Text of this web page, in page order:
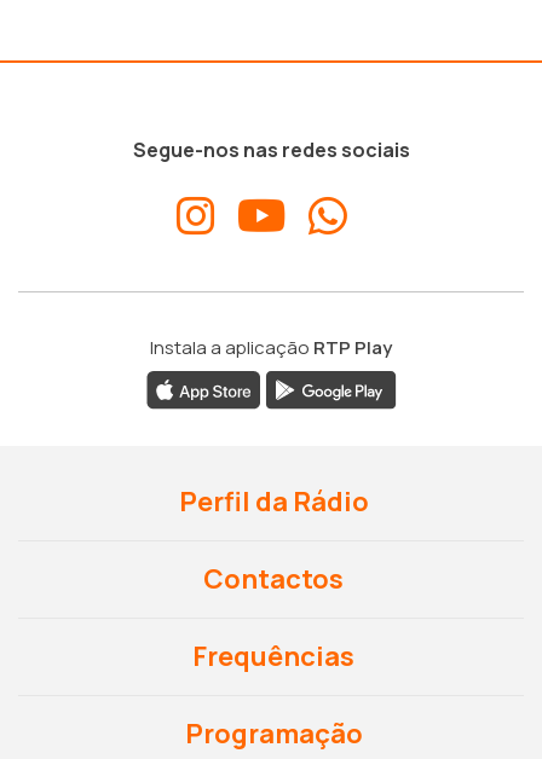
Segue-nos nas redes sociais
Instala a aplicação RTP Play
Perfil da Rádio
Contactos
Frequências
Programação